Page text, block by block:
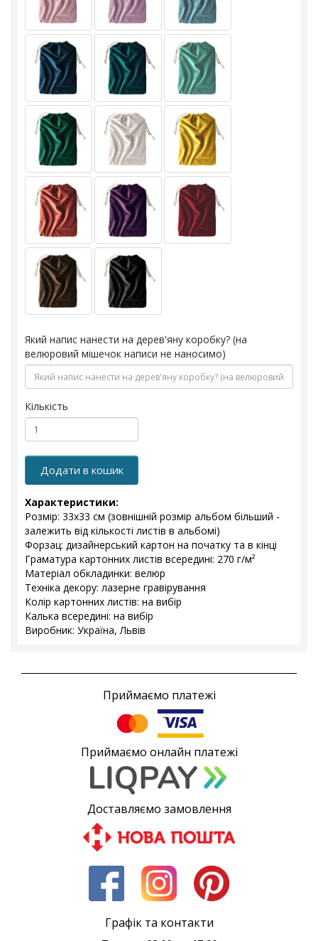
Який напис нанести на дерев'яну коробку? (на
велюровий мішечок написи не наносимо)
Кількість
Додати в кошик
Характеристики:
Розмір: 33x33 см (зовнішній розмір альбом більший -
залежить від кількості листів в альбомі)
Форзац: дизайнерський картон на початку та в кінці
Граматура картонних листів всередині: 270 г/м²
Матеріал обкладинки: велюр
Техніка декору: лазерне гравірування
Колір картонних листів: на вибір
Калька всередині: на вибір
Виробник: Україна, Львів
Приймаємо платежі
Приймаємо онлайн платежі
Доставляємо замовлення
Графік та контакти